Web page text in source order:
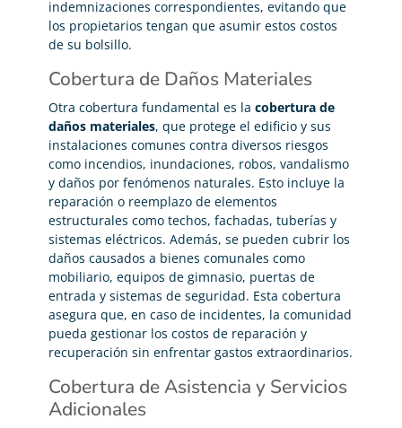
indemnizaciones correspondientes, evitando que
los propietarios tengan que asumir estos costos
de su bolsillo.
Cobertura de Daños Materiales
Otra cobertura fundamental es la cobertura de
daños materiales, que protege el edificio y sus
instalaciones comunes contra diversos riesgos
como incendios, inundaciones, robos, vandalismo
y daños por fenómenos naturales. Esto incluye la
reparación o reemplazo de elementos
estructurales como techos, fachadas, tuberías y
sistemas eléctricos. Además, se pueden cubrir los
daños causados a bienes comunales como
mobiliario, equipos de gimnasio, puertas de
entrada y sistemas de seguridad. Esta cobertura
asegura que, en caso de incidentes, la comunidad
pueda gestionar los costos de reparación y
recuperación sin enfrentar gastos extraordinarios.
Cobertura de Asistencia y Servicios
Adicionales